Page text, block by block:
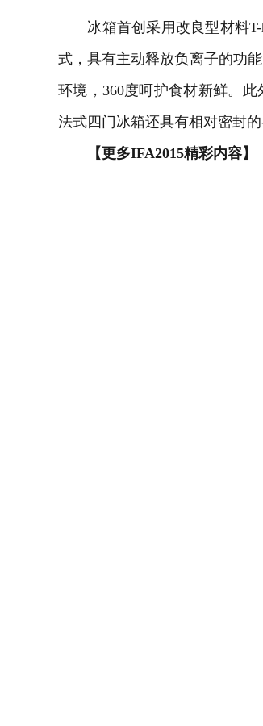
冰箱首创采用改良型材料T-
式，具有主动释放负离子的功
环境，360度呵护食材新鲜。
法式四门冰箱还具有相对密封
【更多IFA2015精彩内容】